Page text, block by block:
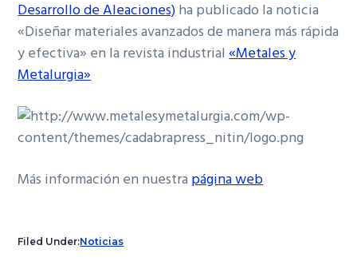
Desarrollo de Aleaciones)ha publicado la noticia
«Diseñar materiales avanzados de manera más rápida
y efectiva» en la revista industrial«Metales y
Metalurgia»
Más información en nuestra página web
Filed Under:Noticias